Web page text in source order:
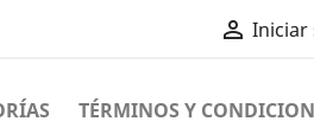
 Iniciar
TÉRMINOS Y